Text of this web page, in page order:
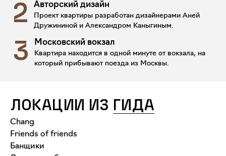
2 Авторский дизайн
Проект квартиры разработан дизайнерами Аней
Дружининой и Александром Каныгиным.
3 Московский вокзал
Квартира находится в одной минуте от вокзала, на
который прибывают поезда из Москвы.
ЛОКАЦИИ ИЗ ГИДА
Chang
Friends of friends
Банщики